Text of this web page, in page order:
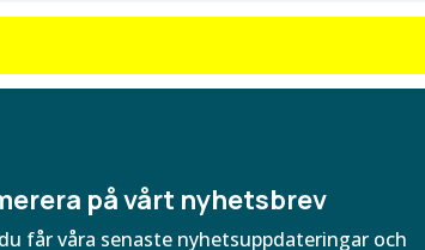
på vårt nyhetsbrev
får våra senaste nyhetsuppdateringar och